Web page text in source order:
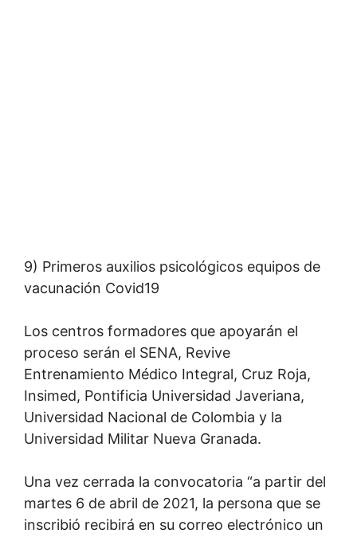
9) Primeros auxilios psicológicos equipos de
vacunación Covid19
Los centros formadores que apoyarán el
proceso serán el SENA, Revive
Entrenamiento Médico Integral, Cruz Roja,
Insimed, Pontificia Universidad Javeriana,
Universidad Nacional de Colombia y la
Universidad Militar Nueva Granada.
Una vez cerrada la convocatoria “a partir del
martes 6 de abril de 2021, la persona que se
inscribió recibirá en su correo electrónico un